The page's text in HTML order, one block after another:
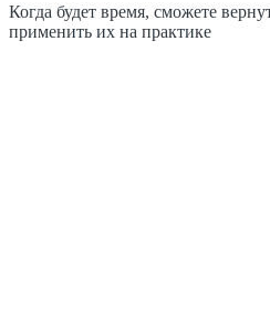
Когда будет время, сможете
применить их на практике